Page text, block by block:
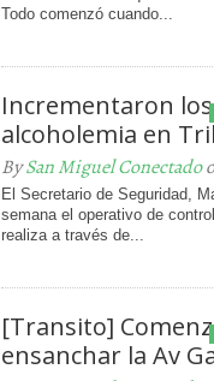
Todo comenzó cuando...
Incrementaron
alcoholemia en
BySan Miguel Conectado
El Secretario de Seguridad,
semana el operativo de
realiza a través de...
[Transito]
ensanchar la Av